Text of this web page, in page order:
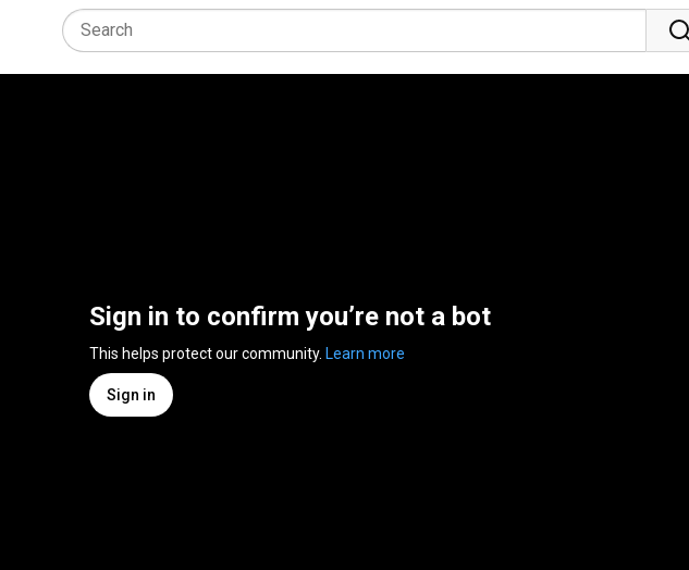
Sign in to confirm you’re not a bot
This helps protect our community. Learn more
Sign in